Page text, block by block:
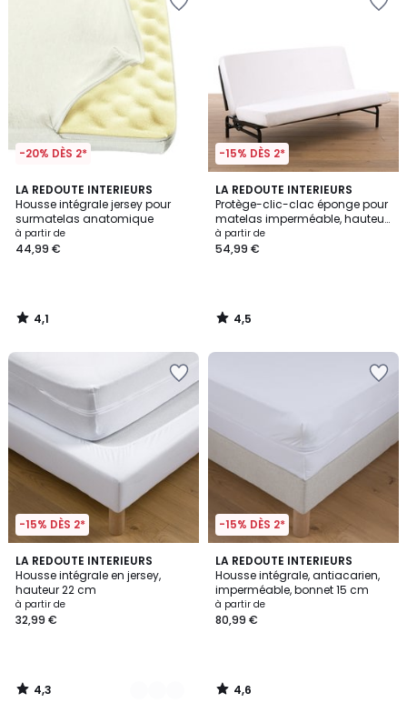
-20% DÈS 2*
LA REDOUTE INTERIEURS
Housse intégrale jersey pour
surmatelas anatomique
à partir de
44,99 €
4,1
/ 5
4,1
/
-15% DÈS 2*
LA REDOUTE INTERIEURS
Protège-clic-clac éponge pour
matelas imperméable, hauteur
maxi 24 cm
à partir de
54,99 €
4,5
/ 5
4,5
/
-15% DÈS 2*
LA REDOUTE INTERIEURS
Housse intégrale en jersey,
hauteur 22 cm
à partir de
32,99 €
4,3
/ 5
3
Couleurs
4,3
/
-15% DÈS 2*
LA REDOUTE INTERIEURS
Housse intégrale, antiacarien,
imperméable, bonnet 15 cm
à partir de
80,99 €
4,6
/ 5
4,6
/